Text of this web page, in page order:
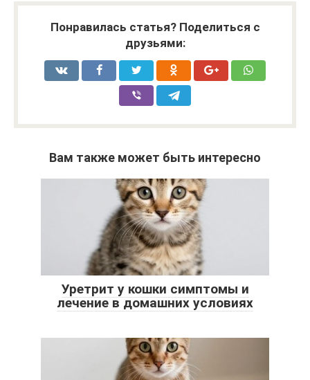
Понравилась статья? Поделиться с
друзьями:
Вам также может быть интересно
Уретрит у кошки симптомы и
лечение в домашних условиях